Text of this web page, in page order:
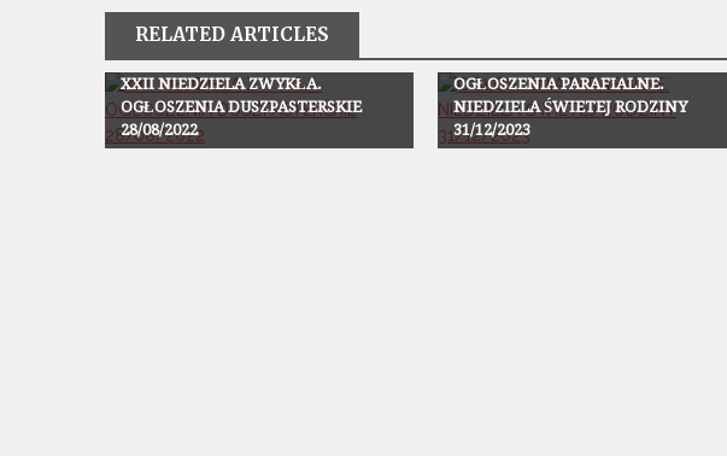
RELATED ARTICLES
Ogłoszenia
XXII NIEDZIELA ZWYKŁA.
OGŁOSZENIA DUSZPASTERSKIE
28/08/2022
OGŁOSZENIA PARAFIALNE.
NIEDZIELA ŚWIETEJ RODZINY
31/12/2023